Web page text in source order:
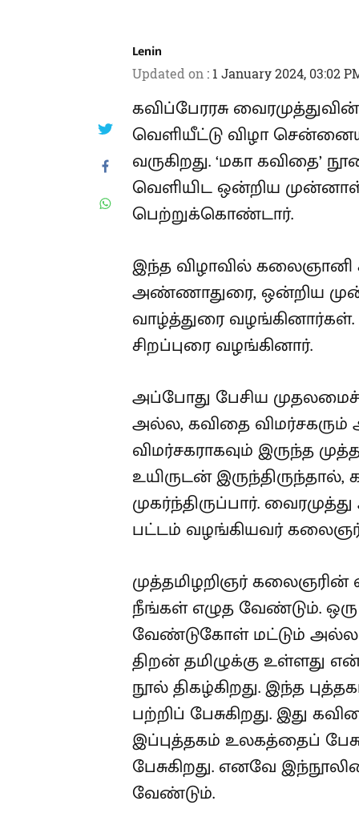
Lenin
Updated on : 1 January 2024, 03:02
கவிப்பேரரசு
வெளியீட்டு விழா
வருகிறது. ‘மகா கவிதை’
வெளியிட ஒன்றிய
பெற்றுக்கொண்டார்.
இந்த விழாவில்
அண்ணாதுரை, ஒன்றிய
வாழ்த்துரை
சிறப்புரை வழங்கினார்.
அப்போது பேசிய
அல்ல, கவிதை
விமர்சகராகவும் இருந்த
உயிருடன் இருந்திருந்தால்,
முகர்ந்திருப்பார்.
பட்டம் வழங்கியவர்
முத்தமிழறிஞர்
நீங்கள் எழுத வேண்டும்.
வேண்டுகோள் மட்டும்
திறன் தமிழுக்கு உள்ளது
நூல் திகழ்கிறது. இந்த
பற்றிப் பேசுகிறது. இது
இப்புத்தகம் உலகத்தைப்
பேசுகிறது. எனவே
வேண்டும்.